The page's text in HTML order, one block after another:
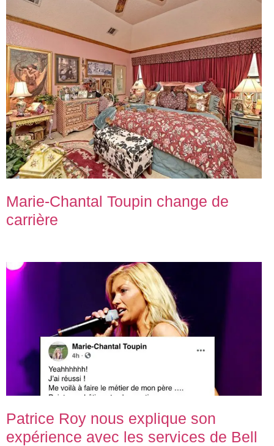
Marie-Chantal Toupin change de
carrière
Patrice Roy nous explique son
expérience avec les services de Bell